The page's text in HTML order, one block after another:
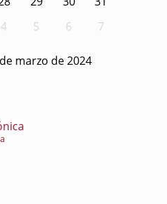
4 5 6 7
marzo de 2024